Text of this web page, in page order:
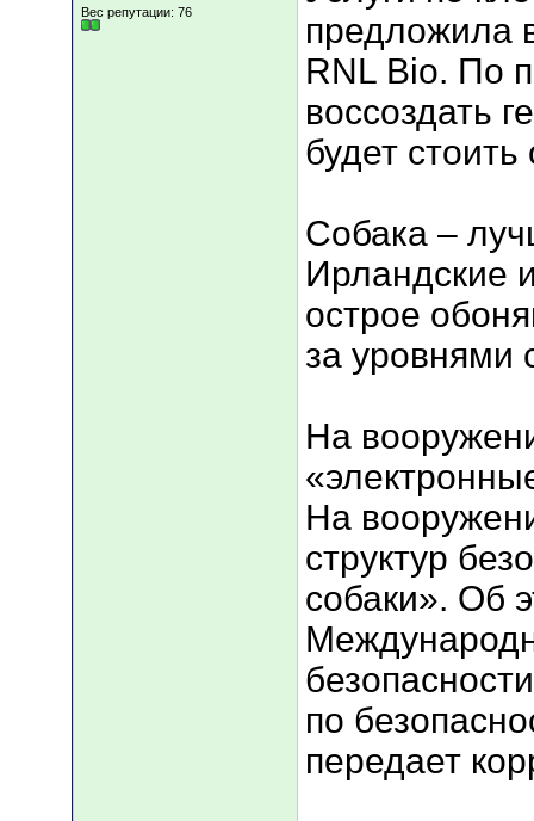
Вес репутации: 76
предложила
RNL Bio. По
воссоздать
будет
Собака –
Ирландские
острое
за уровнями
На
На
структур
собаки». Об
по
передает